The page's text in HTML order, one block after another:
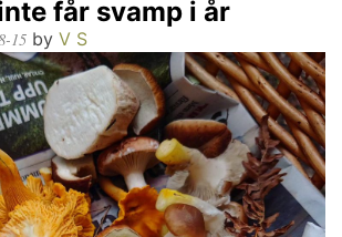
får svamp i år
15 by V S